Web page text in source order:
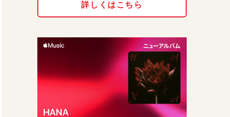
詳しくはこちら